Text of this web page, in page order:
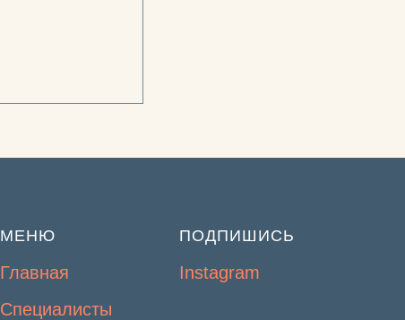
МЕНЮ
Главная
Специалисты
ПОДПИШИСЬ
Instagram